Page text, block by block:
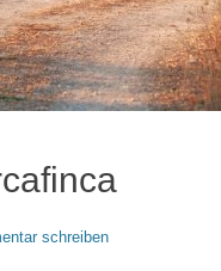
schreiben